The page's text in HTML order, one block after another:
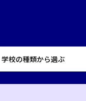
学校の種類から選ぶ